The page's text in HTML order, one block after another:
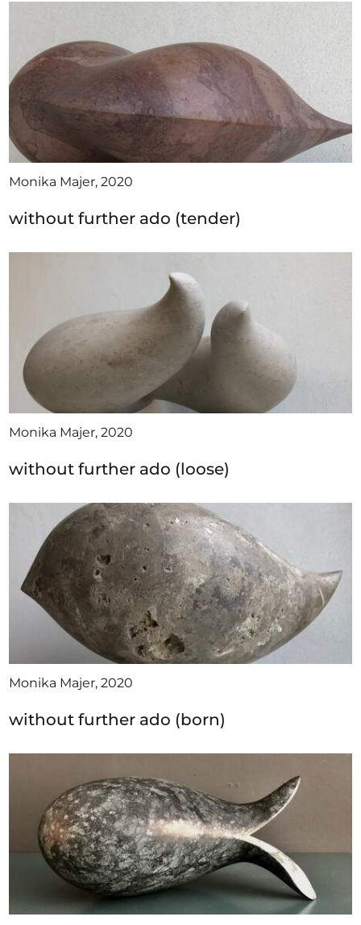
Monika Majer, 2020
without further ado (tender)
Monika Majer, 2020
without further ado (loose)
Monika Majer, 2020
without further ado (born)